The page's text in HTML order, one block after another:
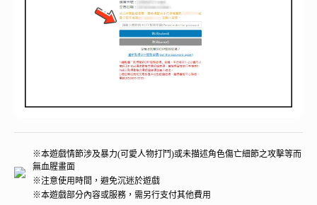
※本遊戲情節涉及暴力(可愛人物打鬥)或未描述角色傷亡細節之攻擊等而
無血腥畫面
※注意使用時間，避免沉迷於遊戲
※本遊戲部分內容或服務，需另行支付其他費用